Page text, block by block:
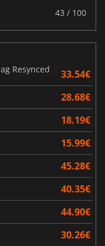
43 / 100
Resynced
33.54€
28.68€
18.19€
15.99€
45.28€
40.35€
44.90€
30.26€